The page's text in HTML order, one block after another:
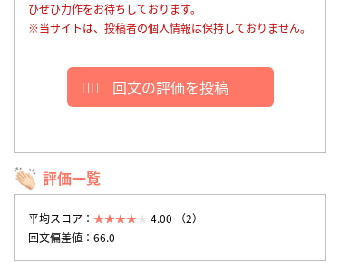
ひぜひ力作をお待ちしております。
※当サイトは、投稿者の個人情報は保持しておりません。
回文の評価を投稿
評価一覧
平均スコア：
4.00 （2）
回文偏差値：66.0